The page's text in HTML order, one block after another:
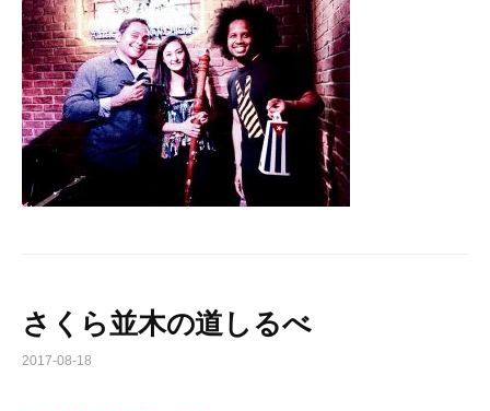
さくら並木の道しるべ
2017-08-18